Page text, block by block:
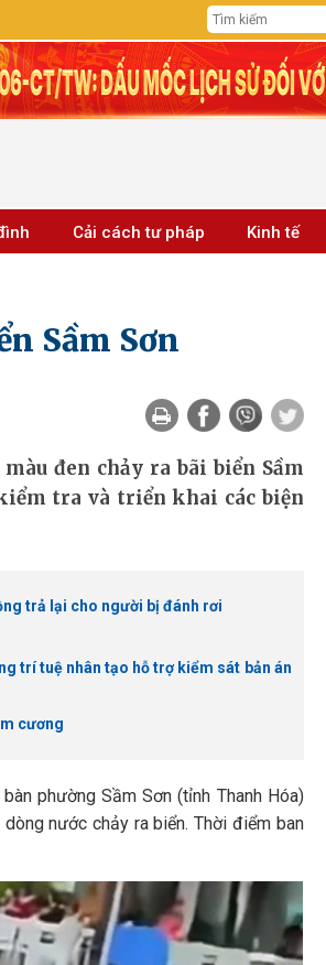
Cải cách tư pháp Kinh tế
Sầm Sơn
đen chảy ra bãi biển Sầm
tra và triển khai các biện
trả lại cho người bị đánh rơi
trí tuệ nhân tạo hỗ trợ kiểm sát bản án
cương
phường Sầm Sơn (tỉnh Thanh Hóa)
nước chảy ra biển. Thời điểm ban